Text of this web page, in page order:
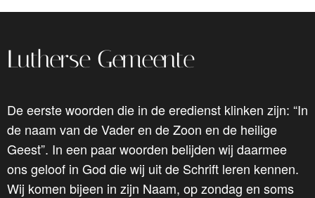
Lutherse Gemeente
De eerste woorden die in de eredienst klinken zijn: “In
de naam van de Vader en de Zoon en de heilige
Geest”. In een paar woorden belijden wij daarmee
ons geloof in God die wij uit de Schrift leren kennen.
Wij komen bijeen in zijn Naam, op zondag en soms